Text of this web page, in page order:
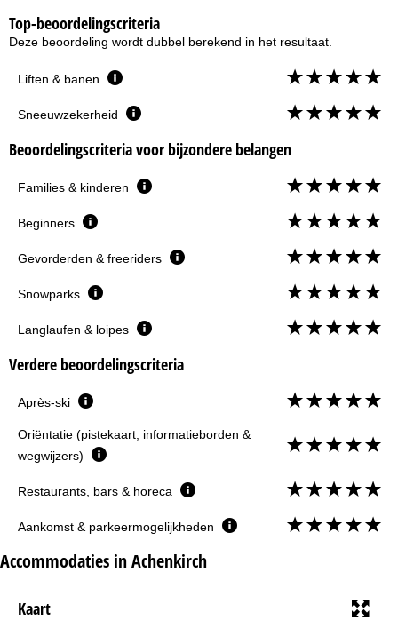
Top-beoordelingscriteria
Deze beoordeling wordt dubbel berekend in het resultaat.
Liften & banen
Sneeuwzekerheid
Beoordelingscriteria voor bijzondere belangen
Families & kinderen
Beginners
Gevorderden & freeriders
Snowparks
Langlaufen & loipes
Verdere beoordelingscriteria
Après-ski
Oriëntatie (pistekaart, informatieborden &
wegwijzers)
Restaurants, bars & horeca
Aankomst & parkeermogelijkheden
Accommodaties in Achenkirch
Kaart